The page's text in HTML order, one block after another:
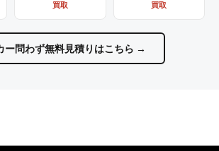
買取 買取
ー問わず無料見積りはこちら →